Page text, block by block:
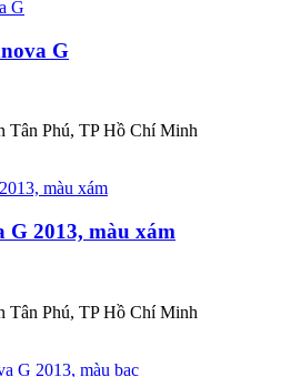
G
Tân Phú, TP Hồ Chí Minh
G 2013, màu xám
Tân Phú, TP Hồ Chí Minh